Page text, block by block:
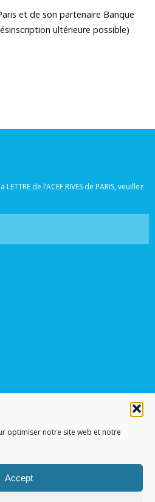
optimiser notre site web et notre
Accept
et de son partenaire Banque
ultérieure possible)
de l’ACEF RIVES de PARIS, veuillez